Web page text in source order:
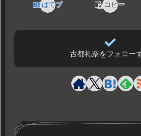
はてブ コピー
古都礼奈をフォロー